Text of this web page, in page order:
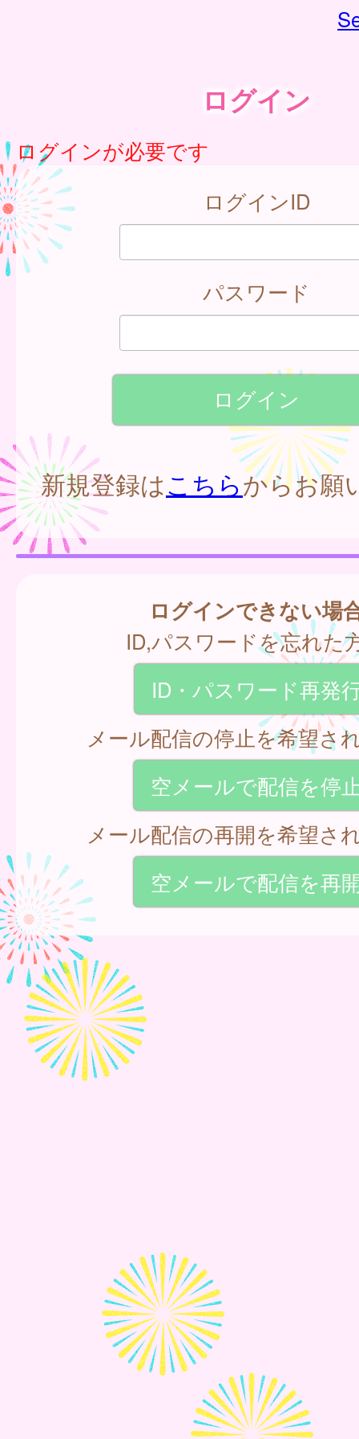
ログイン
ログインが必要です
ログインID
パスワード
新規登録はこちらからお願
ログインできない場
ID,パスワードを忘れた
ID・パスワード再発
メール配信の停止を希望さ
空メールで配信を停
メール配信の再開を希望さ
空メールで配信を再